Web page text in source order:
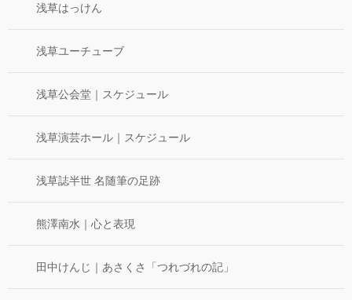
浅草はっけん
浅草ユーチューブ
浅草公会堂｜スケジュール
浅草演芸ホール｜スケジュール
浅草誌半世 名随筆の足跡
熊澤南水｜心と表現
田中けんじ｜あさくさ「つれづれの記」